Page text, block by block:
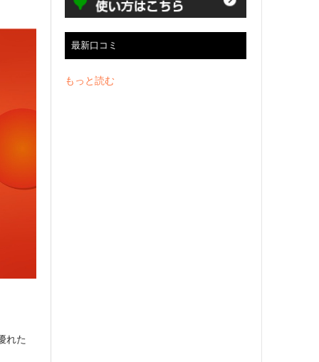
れた
最新口コミ
もっと読む